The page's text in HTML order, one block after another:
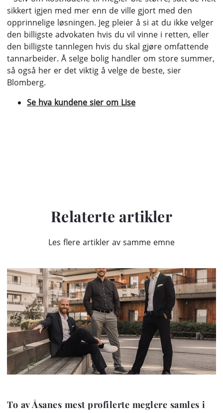
sikkert igjen med mer enn de ville gjort med den
opprinnelige løsningen. Jeg pleier å si at du ikke velger
den billigste advokaten hvis du vil vinne i retten, eller
den billigste tannlegen hvis du skal gjøre omfattende
tannarbeider. Å selge bolig handler om store summer,
så også her er det viktig å velge de beste, sier
Blomberg.
Se hva kundene sier om Lise
Relaterte artikler
Les flere artikler av samme emne
To av Åsanes mest profilerte meglere samles i